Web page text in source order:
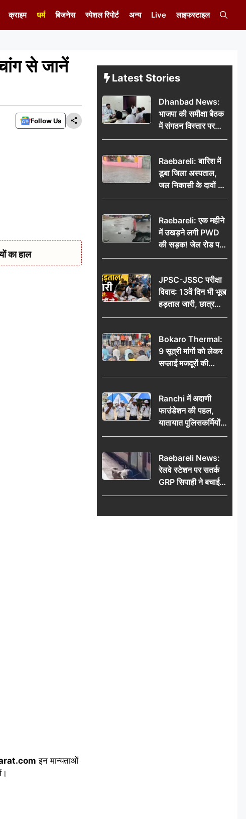
क्राइम धर्म बिजनेस स्पेशल रिपोर्ट अन्य Live लाइफस्टाइल
से जानें
Follow Us
का हाल
इन मान्यताओं
Latest Stories
Dhanbad News:
भाजपा की समीक्षा बैठक
में संगठन विस्तार पर
मंथन, बीडीओ से
जनसमस्याओं का विवरण
Raebareli: बारिश में
डूबा जिला अस्पताल,
जल निकासी के दावों की
खुली पोल
Raebareli: एक महीने
में उखड़ने लगी PWD
की सड़क! जेल रोड पर
गड्ढे ने खोली निर्माण
की उठी मांग
JPSC-JSSC परीक्षा
विवाद: 13वें दिन भी भूख
हड़ताल जारी, छात्र
बोले- जांच नहीं तो
Bokaro Thermal:
9 सूत्री मांगों को लेकर
सप्लाई मजदूरों की
हुंकार, 12 अगस्त के
Ranchi में अदाणी
फाउंडेशन की पहल,
यातायात पुलिसकर्मियों
को वितरित किए गए छाते
Raebareli News:
रेलवे स्टेशन पर सतर्क
GRP सिपाही ने बचाई
महिला की जान, चलती
हादसा टला; घटना